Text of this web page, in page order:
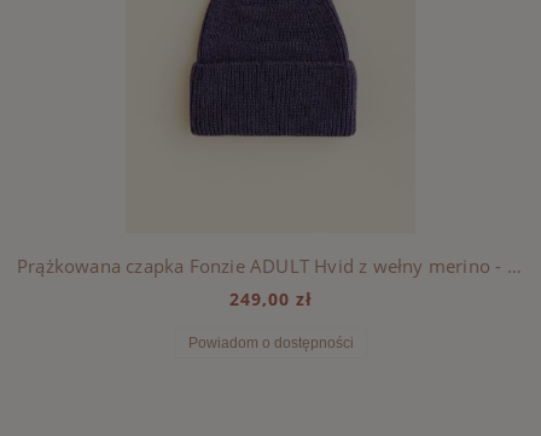
Prążkowana czapka Fonzie ADULT Hvid z wełny merino - Purple
249,00 zł
Powiadom o dostępności